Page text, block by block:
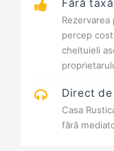
Fără
percep
cheltuieli
Direct
Casa
fără